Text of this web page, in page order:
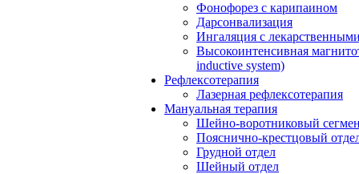
Фонофорез с карипаином
Дарсонвализация
Ингаляция с
Высокоинтенсивная
inductive system)
Рефлексотерапия
Лазерная рефлексотерапия
Мануальная терапия
Шейно-воротниковый
Пояснично-крестцовый
Грудной отдел
Шейный отдел